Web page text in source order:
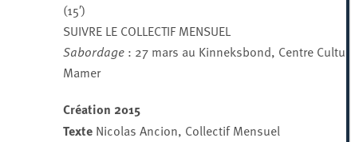
(15′)
SUIVRE LE COLLECTIF MENSUEL
Sabordage : 27 mars au Kinneksbond, Centre Culturel
Mamer
Création 2015
TexteNicolas Ancion, Collectif Mensuel